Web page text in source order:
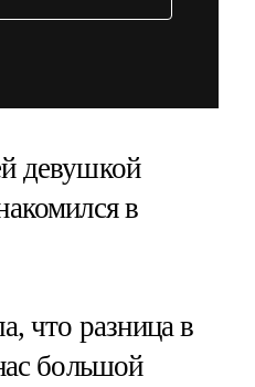
девушкой
в
что разница в
большой